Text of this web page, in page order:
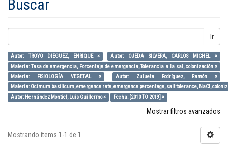
Buscar
Ir
Autor: TROYO DIEGUEZ, ENRIQUE ×
Autor: OJEDA SILVERA, CARLOS MICHEL ×
Materia: Tasa de emergencia, Porcentaje de emergencia, Tolerancia a la sal, colonización ×
Materia: FISIOLOGÍA VEGETAL ×
Autor: Zulueta Rodríguez, Ramón ×
Materia: Ocimum basilicum, emergence rate, emergence percentage, salt tolerance, NaCl,
Autor: Hernández Montiel, Luis Guillermo ×
Fecha: [2010 TO 2019] ×
Mostrar filtros avanzados
Mostrando ítems 1-1 de 1